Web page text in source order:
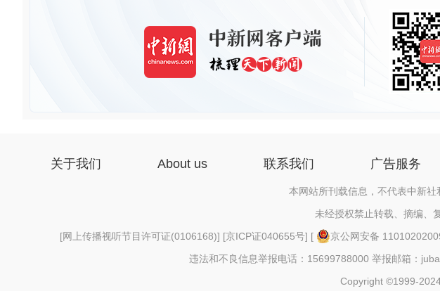
关于我们 About us 联系我们 广告服务
本网站所刊载信息，不代表中新社
未经授权禁止转载、摘编、
[网上传播视听节目许可证(0106168)] [京ICP证040655号] [ 京公网安备
违法和不良信息举报电话：15699788000 举报邮箱：
Copyright ©1999-